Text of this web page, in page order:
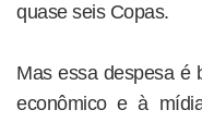
quase seis Copas.
Mas essa despesa é
econômico e à